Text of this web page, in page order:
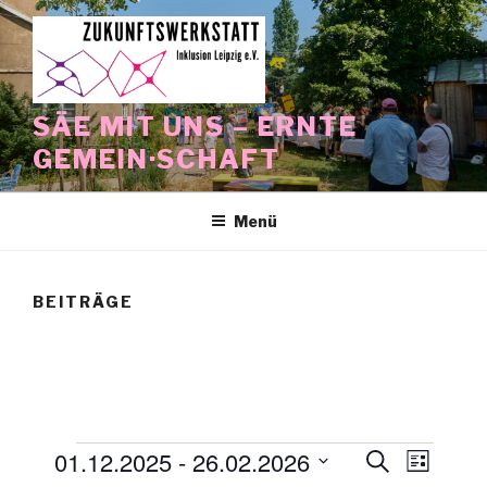
Zum
Inhalt
springen
SÄE MIT UNS – ERNTE
GEMEIN·SCHAFT
Menü
BEITRÄGE
Veranstaltungen
V
S
V
L
01.12.2025 - 26.02.2026